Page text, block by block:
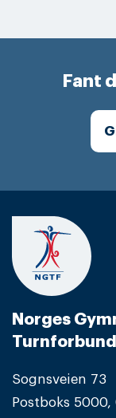
Fant
Norges
Turnforbund
Sognsveien 73
Postboks